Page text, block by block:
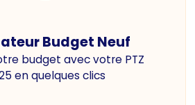
Budget Neuf
budget avec votre PTZ
en quelques clics